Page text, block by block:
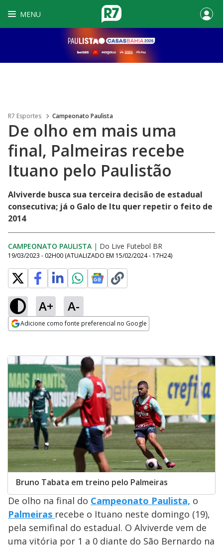
MENU
R7 Esportes Campeonato Paulista
De olho em mais uma
final, Palmeiras recebe
Ituano pelo Paulistão
Alviverde busca sua terceira decisão de estadual
consecutiva; já o Galo de Itu quer repetir o feito de
2014
CAMPEONATO PAULISTA | Do Live Futebol BR
19/03/2023 - 02H00 (ATUALIZADO EM 15/02/2024 - 17H24)
A+ A-
Adicione como fonte preferencial no Google
Bruno Tabata em treino pelo Palmeiras
De olho na final do Campeonato Paulista, o
Palmeiras recebe o Ituano neste domingo (19),
pela semifinal do estadual. O Alviverde vem de
uma vitória por 1 a 0 diante do São Bernardo na